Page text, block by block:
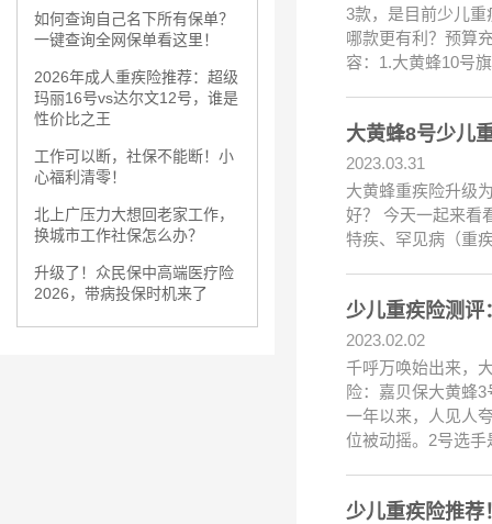
如何查询自己名下所有保单？
一键查询全网保单看这里！
2026年成人重疾险推荐：超级
玛丽16号vs达尔文12号，谁是
性价比之王
工作可以断，社保不能断！小
心福利清零！
北上广压力大想回老家工作，
换城市工作社保怎么办？
升级了！众民保中高端医疗险
2026，带病投保时机来了
3款，是目前少儿
哪款更有利？预算
容：1.大黄蜂10号
大黄蜂8号少儿
2023.03.31
大黄蜂重疾险升级
好？ 今天一起来看
特疾、罕见病（重
少儿重疾险测评
2023.02.02
千呼万唤始出来，
险：嘉贝保大黄蜂
一年以来，人见人
位被动摇。2号选手
少儿重疾险推荐